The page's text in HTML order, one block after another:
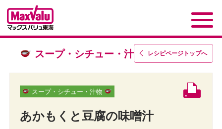
レシピページトップへ
スープ・シチュー・汁物
スープ・シチュー・汁物
あかもくと豆腐の味噌汁